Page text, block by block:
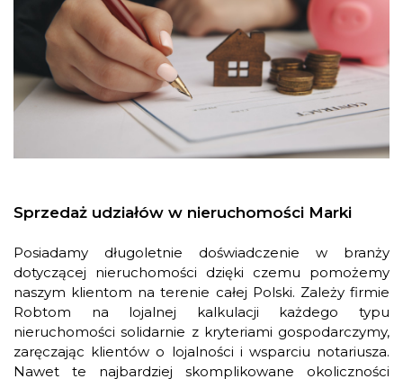
Sprzedaż udziałów w nieruchomości Marki
Posiadamy długoletnie doświadczenie w branży
dotyczącej nieruchomości dzięki czemu pomożemy
naszym klientom na terenie całej Polski. Zależy firmie
Robtom na lojalnej kalkulacji każdego typu
nieruchomości solidarnie z kryteriami gospodarczymy,
zaręczając klientów o lojalności i wsparciu notariusza.
Nawet te najbardziej skomplikowane okoliczności